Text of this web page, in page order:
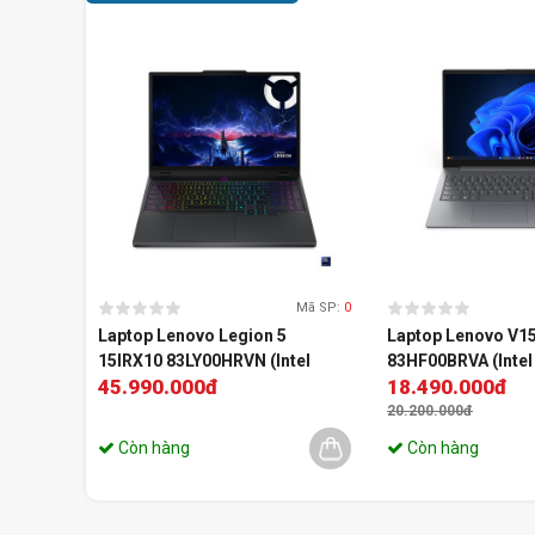
Mã SP: 0
Laptop Lenovo Legion 5
15IRX10 83LY00HRVN (Intel
Core i7-13650HX | RTX 5050
16GB | 512GB | Win 11 | Office |
45.990.000đ
Còn hàng
Laptop Lenovo
83HF00BRVA
13420H | 8GB |
| 15.6 inch FHD IPS
18.490.000đ
20.200.000đ
Còn hàng